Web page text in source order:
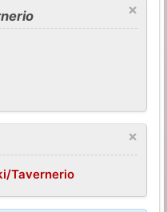
×
×
Tavernerio